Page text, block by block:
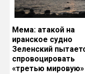
Мема: атакой на
иранское судно
Зеленский
спровоцировать
«третью мировую»